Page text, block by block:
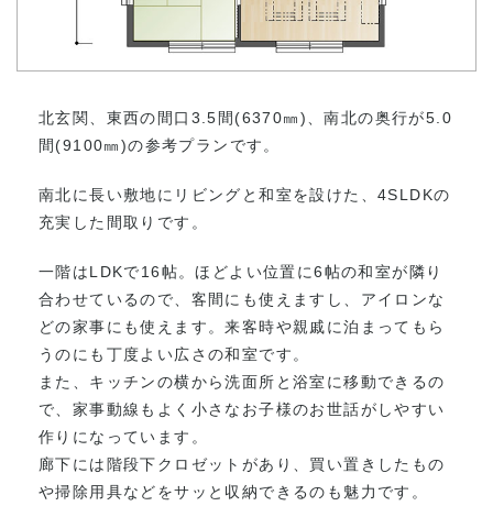
北玄関、東西の間口3.5間(6370㎜)、南北の奥行が5.0
間(9100㎜)の参考プランです。
南北に長い敷地にリビングと和室を設けた、4SLDKの
充実した間取りです。
一階はLDKで16帖。ほどよい位置に6帖の和室が隣り
合わせているので、客間にも使えますし、アイロンな
どの家事にも使えます。来客時や親戚に泊まってもら
うのにも丁度よい広さの和室です。
また、キッチンの横から洗面所と浴室に移動できるの
で、家事動線もよく小さなお子様のお世話がしやすい
作りになっています。
廊下には階段下クロゼットがあり、買い置きしたもの
や掃除用具などをサッと収納できるのも魅力です。